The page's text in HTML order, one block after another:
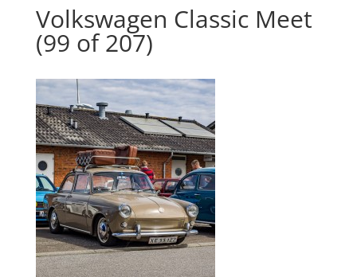
Volkswagen Classic Meet
(99 of 207)